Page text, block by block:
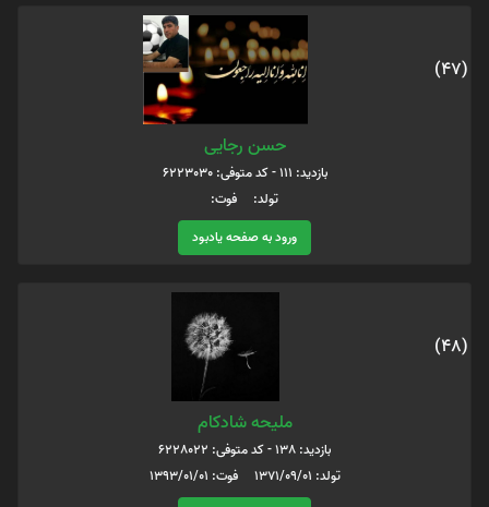
(47)
حسن رجایی
بازدید: 111 - کد متوفی: 6223030
تولد: فوت:
ورود به صفحه یادبود
(48)
ملیحه شادکام
بازدید: 138 - کد متوفی: 6228022
تولد: 1371/09/01 فوت: 1393/01/01